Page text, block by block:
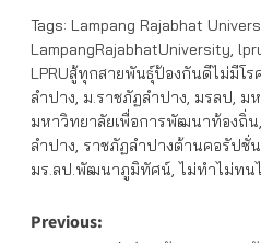
Tags: Lampang Rajabhat
LampangRajabhatUniversity,
LPRUสู้ทุกสายพันธุ์ป้องกันดีไม่มีโร
ลำปาง, ม.ราชภัฏลำปาง, มรลป, ม
มหาวิทยาลัยเพื่อการพัฒนาท้องถิ่น,
ลำปาง, ราชภัฏลำปางต้านคอรัปชั่น
มร.ลป.พัฒนาภูมิทัศน์, ไม่ทำไม่ทน
Post
Previous: